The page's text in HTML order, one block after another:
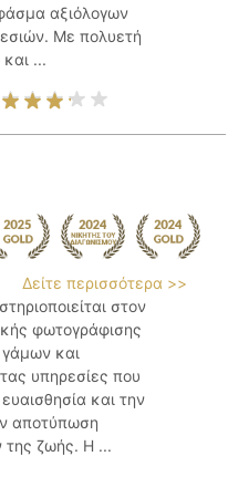
αξιόλογων
Με πολυετή
...
Δείτε περισσότερα >>
στον
φωτογράφισης
και
υπηρεσίες που
και την
αποτύπωση
της ζωής. Η ...